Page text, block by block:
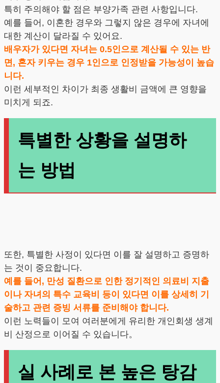
특히 주의해야 할 점은 부양가족 관련 사항입니다.
예를 들어, 이혼한 경우와 그렇지 않은 경우에 자녀에
대한 계산이 달라질 수 있어요.
배우자가 있다면 자녀는 0.5인으로 계산될 수 있는 반
면, 혼자 키우는 경우 1인으로 인정받을 가능성이 높습
니다.
이런 세부적인 차이가 최종 생활비 금액에 큰 영향을
미치게 되죠.
특별한 상황을 설명하
는 방법
또한, 특별한 사정이 있다면 이를 잘 설명하고 증명하
는 것이 중요합니다.
예를 들어, 만성 질환으로 인한 정기적인 의료비 지출
이나 자녀의 특수 교육비 등이 있다면 이를 상세히 기
술하고 관련 증빙 서류를 준비해야 합니다.
이런 노력들이 모여 여러분에게 유리한 개인회생 생계
비 산정으로 이어질 수 있습니다。
실 사례로 본 높은 탕감